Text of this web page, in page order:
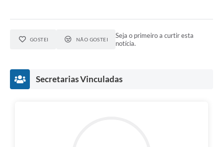
GOSTEI NÃO GOSTEI
Seja o primeiro a curtir esta
notícia.
Secretarias Vinculadas